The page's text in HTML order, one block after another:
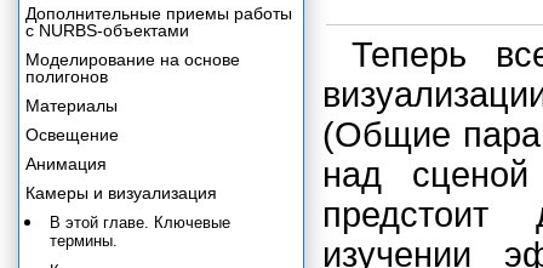
Теперь
(Общие
над
предстоит
изучении
Дополнительные приемы работы
с NURBS-объектами
Моделирование на основе
полигонов
Материалы
Освещение
Анимация
Камеры и визуализация
В этой главе. Ключевые
термины.